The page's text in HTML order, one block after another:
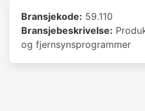
Bransjekode: 59.110
Bransjebeskrivelse:
og fjernsynsprogrammer